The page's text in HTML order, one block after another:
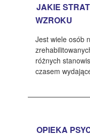
JAKIE
WZROKU
Jest wiele osób
różnych
czasem
OPIEKA